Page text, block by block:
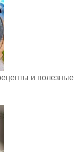
и полезные